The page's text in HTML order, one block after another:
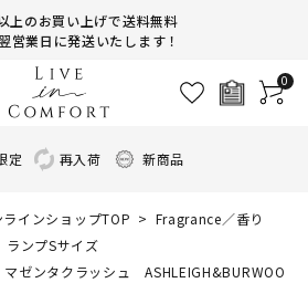
上のお買い上げで送料無料
営業日に発送いたします！
0
定 再入荷 新商品
インショップTOP
Fragrance／香り
ランプSサイズ
ゼンタクラッシュ ASHLEIGH&BURWOO